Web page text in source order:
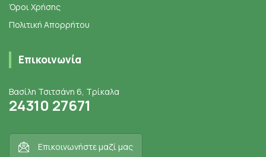
Όροι Χρήσης
Πολιτική Απορρήτου
Επικοινωνία
Βασίλη Τσιτσάνη 6, Τρίκαλα
24310 27671
Επικοινωνήστε μαζί μας